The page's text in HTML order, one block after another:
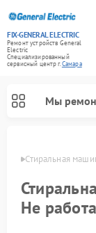
FIX-GENERAL ELECTRIC
Ремонт устройств General
Electric
Специализированный
cервисный центр г.Самара
Мы
Стиральная
Не